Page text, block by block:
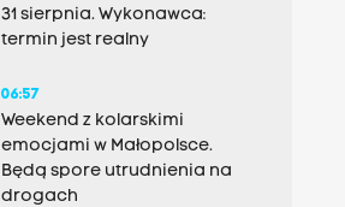
31 sierpnia. Wykonawca:
termin jest realny
06:57
Weekend z kolarskimi
emocjami w Małopolsce.
Będą spore utrudnienia na
drogach